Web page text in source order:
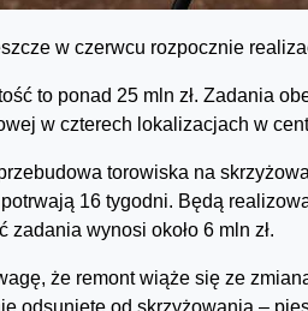
w czerwcu rozpocznie
to ponad 25 mln zł. Zadania
w czterech lokalizacjach w
torowiska na
16 tygodni. Będą
zadania wynosi około 6 mln zł.
że remont wiąże się ze